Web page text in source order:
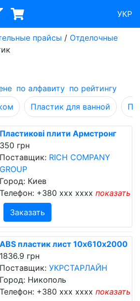
УКР
прайсы / Отделочные
по алфавиту по рейтингу
Пластик для ванной
Пластикові плити Армстронг
350 грн
Поставщик: RICH COMPANY
GROUP
Город: Киев
Телефон: +380 xxx xxxx показать
Заказать
ABS пластик лист 10х610х2000
1836.9 грн
Поставщик: УКРСТАРЛАЙН
Город: Никополь
Телефон: +380 xxx xxxx показать